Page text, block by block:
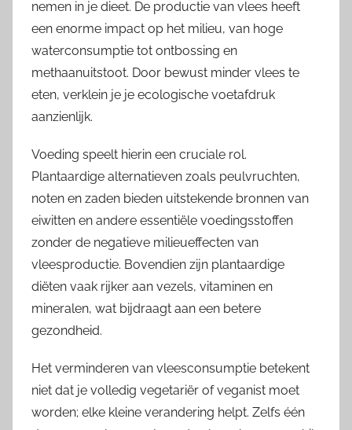
nemen in je dieet. De productie van vlees heeft
een enorme impact op het milieu, van hoge
waterconsumptie tot ontbossing en
methaanuitstoot. Door bewust minder vlees te
eten, verklein je je ecologische voetafdruk
aanzienlijk.
Voeding speelt hierin een cruciale rol.
Plantaardige alternatieven zoals peulvruchten,
noten en zaden bieden uitstekende bronnen van
eiwitten en andere essentiële voedingsstoffen
zonder de negatieve milieueffecten van
vleesproductie. Bovendien zijn plantaardige
diëten vaak rijker aan vezels, vitaminen en
mineralen, wat bijdraagt aan een betere
gezondheid.
Het verminderen van vleesconsumptie betekent
niet dat je volledig vegetariër of veganist moet
worden; elke kleine verandering helpt. Zelfs één